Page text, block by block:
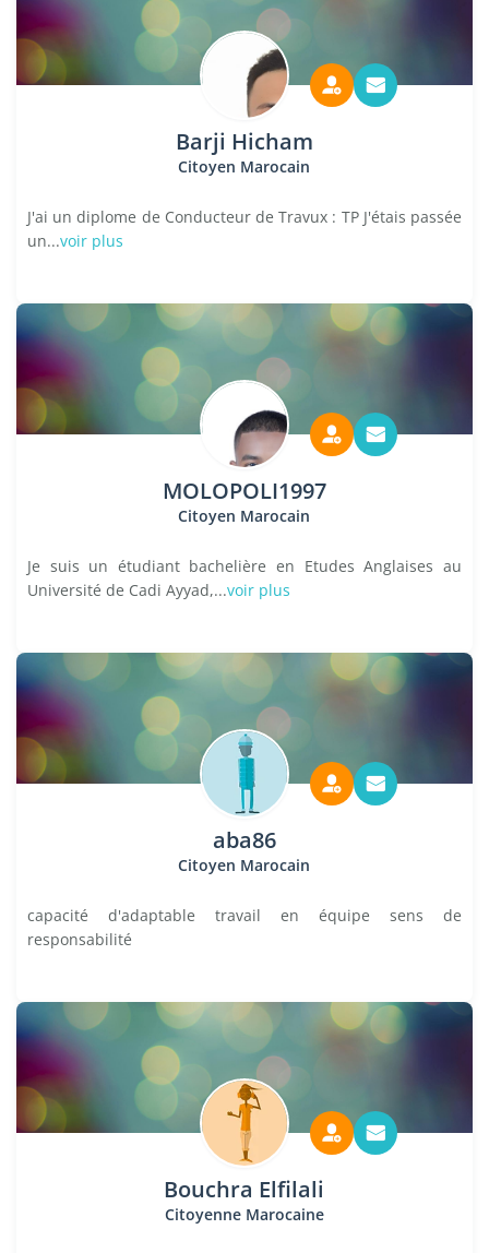
Barji Hicham
Citoyen Marocain
J'ai un diplome de Conducteur de Travux : TP J'étais passée
un...voir plus
MOLOPOLI1997
Citoyen Marocain
Je suis un étudiant bachelière en Etudes Anglaises au
Université de Cadi Ayyad,...voir plus
aba86
Citoyen Marocain
capacité d'adaptable travail en équipe sens de
responsabilité
Bouchra Elfilali
Citoyenne Marocaine